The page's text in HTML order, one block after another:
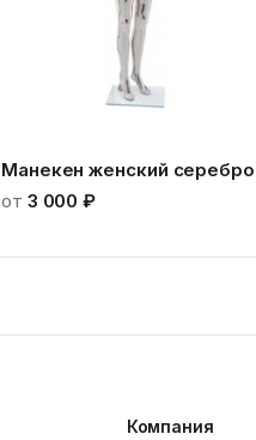
Манекен женский серебро
от 3 000 ₽
Компания